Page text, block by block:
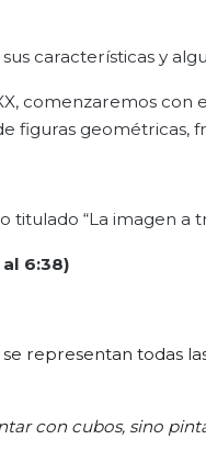
características y
comenzaremos con
figuras geométricas,
“La imagen a
6:38)
se representan todas
con cubos, sino